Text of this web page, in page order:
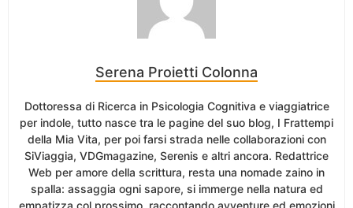
Serena Proietti Colonna
Dottoressa di Ricerca in Psicologia Cognitiva e viaggiatrice
per indole, tutto nasce tra le pagine del suo blog, I Frattempi
della Mia Vita, per poi farsi strada nelle collaborazioni con
SiViaggia, VDGmagazine, Serenis e altri ancora. Redattrice
Web per amore della scrittura, resta una nomade zaino in
spalla: assaggia ogni sapore, si immerge nella natura ed
empatizza col prossimo, raccontando avventure ed emozioni